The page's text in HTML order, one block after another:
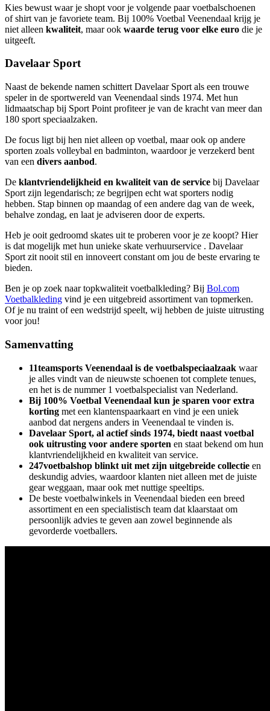
Kies bewust waar je shopt voor je volgende paar voetbalschoenen
of shirt van je favoriete team. Bij 100% Voetbal Veenendaal krijg je
niet alleen kwaliteit, maar ook waarde terug voor elke euro die je
uitgeeft.
Davelaar Sport
Naast de bekende namen schittert Davelaar Sport als een trouwe
speler in de sportwereld van Veenendaal sinds 1974. Met hun
lidmaatschap bij Sport Point profiteer je van de kracht van meer dan
180 sport speciaalzaken.
De focus ligt bij hen niet alleen op voetbal, maar ook op andere
sporten zoals volleybal en badminton, waardoor je verzekerd bent
van een divers aanbod.
De klantvriendelijkheid en kwaliteit van de service bij Davelaar
Sport zijn legendarisch; ze begrijpen echt wat sporters nodig
hebben. Stap binnen op maandag of een andere dag van de week,
behalve zondag, en laat je adviseren door de experts.
Heb je ooit gedroomd skates uit te proberen voor je ze koopt? Hier
is dat mogelijk met hun unieke skate verhuurservice . Davelaar
Sport zit nooit stil en innoveert constant om jou de beste ervaring te
bieden.
Ben je op zoek naar topkwaliteit voetbalkleding? Bij Bol.com
Voetbalkleding vind je een uitgebreid assortiment van topmerken.
Of je nu traint of een wedstrijd speelt, wij hebben de juiste uitrusting
voor jou!
Samenvatting
11teamsports Veenendaal is de voetbalspeciaalzaak waar
je alles vindt van de nieuwste schoenen tot complete tenues,
en het is de nummer 1 voetbalspecialist van Nederland.
Bij 100% Voetbal Veenendaal kun je sparen voor extra
korting met een klantenspaarkaart en vind je een uniek
aanbod dat nergens anders in Veenendaal te vinden is.
Davelaar Sport, al actief sinds 1974, biedt naast voetbal
ook uitrusting voor andere sporten en staat bekend om hun
klantvriendelijkheid en kwaliteit van service.
247voetbalshop blinkt uit met zijn uitgebreide collectie en
deskundig advies, waardoor klanten niet alleen met de juiste
gear weggaan, maar ook met nuttige speeltips.
De beste voetbalwinkels in Veenendaal bieden een breed
assortiment en een specialistisch team dat klaarstaat om
persoonlijk advies te geven aan zowel beginnende als
gevorderde voetballers.